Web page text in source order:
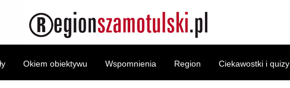
Okiem obiektywu Wspomnienia Region Ciekawostki i quizy